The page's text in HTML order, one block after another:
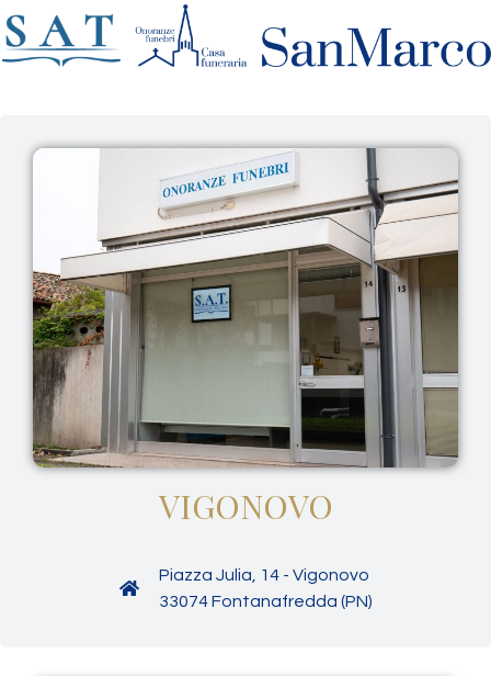
VIGONOVO
Piazza Julia, 14 - Vigonovo
33074 Fontanafredda (PN)